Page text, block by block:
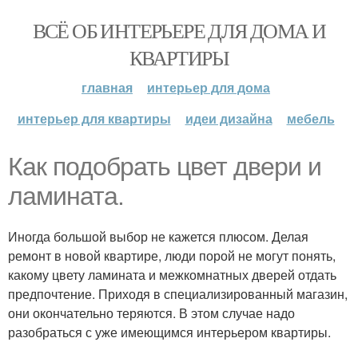
ВСЁ ОБ ИНТЕРЬЕРЕ ДЛЯ ДОМА И
КВАРТИРЫ
главная
интерьер для дома
интерьер для квартиры
идеи дизайна мебель
Как подобрать цвет двери и
ламината.
Иногда большой выбор не кажется плюсом. Делая
ремонт в новой квартире, люди порой не могут понять,
какому цвету ламината и межкомнатных дверей отдать
предпочтение. Приходя в специализированный магазин,
они окончательно теряются. В этом случае надо
разобраться с уже имеющимся интерьером квартиры.